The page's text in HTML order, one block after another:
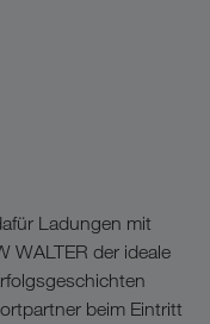
Ladungen mit
WALTER der ideale
beim Eintritt